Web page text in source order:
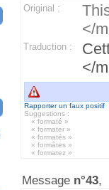
Original :
</
Traduction :
</
Rapporter un faux positif
Suggestions :
« formaté »
« formater »
« formatés »
« formâtes »
« formatez »
Message n°43,